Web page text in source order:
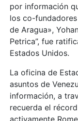
por información
los co-
de Aragua»,
Petrica”, fue
Estados Unidos.
La oficina de
asuntos de
información, a
recuerda el
activamente